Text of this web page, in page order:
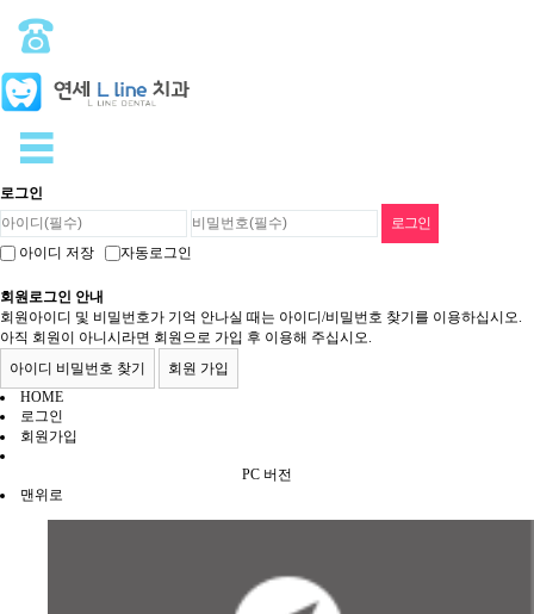
로그인
아이디 저장 자동로그인
회원로그인 안내
회원아이디 및 비밀번호가 기억 안나실 때는 아이디/비밀번호 찾기를 이용하십시오.
아직 회원이 아니시라면 회원으로 가입 후 이용해 주십시오.
아이디 비밀번호 찾기
회원 가입
HOME
로그인
회원가입
PC 버전
맨위로